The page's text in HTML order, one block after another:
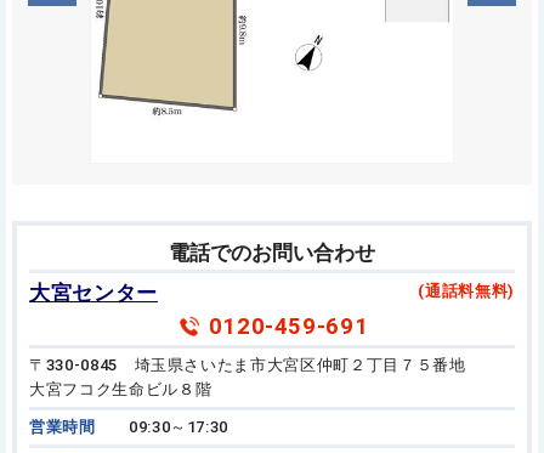
電話でのお問い合わせ
大宮センター
(通話料無料)
0120-459-691
〒330-0845 埼玉県さいたま市大宮区仲町２丁目７５番地
大宮フコク生命ビル８階
営業時間 09:30～17:30